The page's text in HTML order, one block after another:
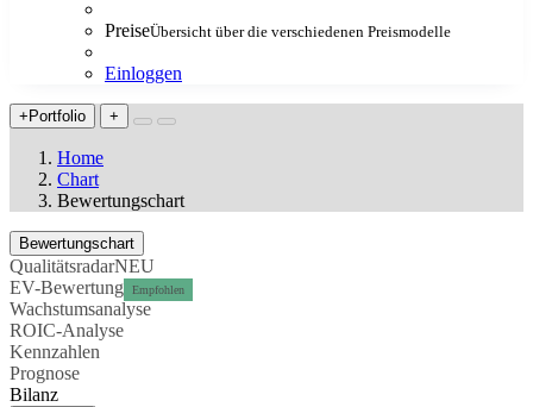
PreiseÜbersicht über die verschiedenen Preismodelle
Einloggen
+Portfolio +
Home
Chart
Bewertungschart
Bewertungschart
QualitätsradarNEU
EV-Bewertung
Empfohlen
Wachstumsanalyse
ROIC-Analyse
Kennzahlen
Prognose
Bilanz